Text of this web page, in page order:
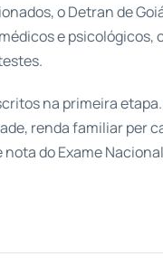
o Detran de
e psicológicos,
na primeira
renda familiar per
do Exame